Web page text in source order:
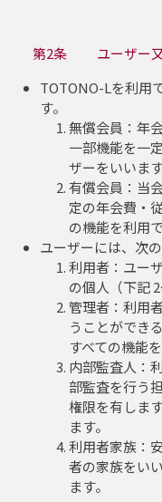
第2条 ユーザー又
TOTONO-Lを利用
す。
無償会員：年
一部機能を一
ザーをいいます
有償会員：当
定の年会費・
の機能を利用
ユーザーには、次
利用者：ユー
の個人（下記
管理者：利用
うことができ
すべての機能
内部監査人：
部監査を行う
権限を有しま
ます。
利用者家族：
者の家族をい
ます。